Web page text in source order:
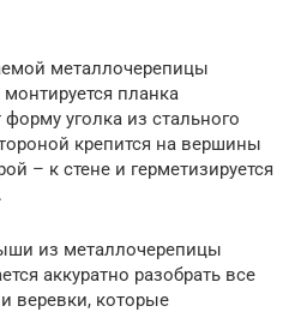
металлочерепицы
монтируется планка
уголка из стального
крепится на вершины
– к стене и герметизируется
из металлочерепицы
аккуратно разобрать все
веревки, которые